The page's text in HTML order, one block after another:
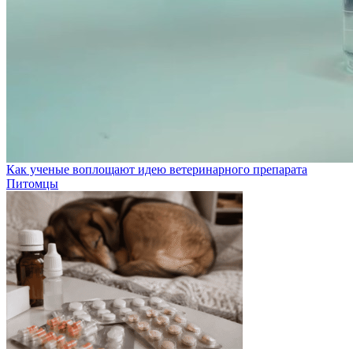
Как ученые воплощают идею ветеринарного препарата
Питомцы